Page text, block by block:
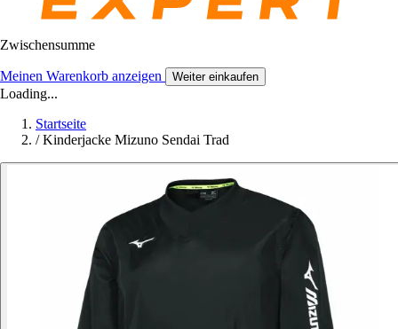
Zwischensumme
Meinen Warenkorb anzeigen Weiter einkaufen
Loading...
Startseite
/ Kinderjacke Mizuno Sendai Trad